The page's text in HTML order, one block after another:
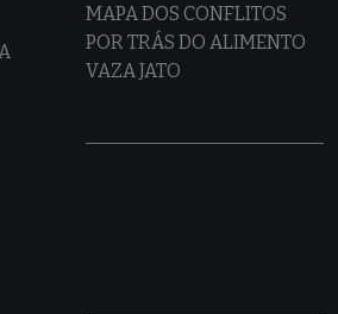
MAPA DOS CONFLITOS
POR TRÁS DO ALIMENTO
VAZA JATO